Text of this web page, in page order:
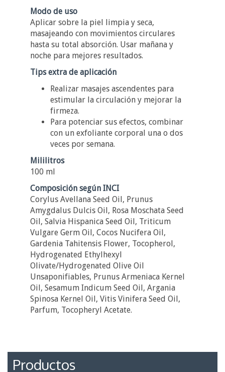
Modo de uso
Aplicar sobre la piel limpia y seca,
masajeando con movimientos circulares
hasta su total absorción. Usar mañana y
noche para mejores resultados.
Tips extra de aplicación
Realizar masajes ascendentes para
estimular la circulación y mejorar la
firmeza.
Para potenciar sus efectos, combinar
con un exfoliante corporal una o dos
veces por semana.
Mililitros
100 ml
Composición según INCI
Corylus Avellana Seed Oil, Prunus
Amygdalus Dulcis Oil, Rosa Moschata Seed
Oil, Salvia Hispanica Seed Oil, Triticum
Vulgare Germ Oil, Cocos Nucifera Oil,
Gardenia Tahitensis Flower, Tocopherol,
Hydrogenated Ethylhexyl
Olivate/Hydrogenated Olive Oil
Unsaponifiables, Prunus Armeniaca Kernel
Oil, Sesamum Indicum Seed Oil, Argania
Spinosa Kernel Oil, Vitis Vinifera Seed Oil,
Parfum, Tocopheryl Acetate.
Productos